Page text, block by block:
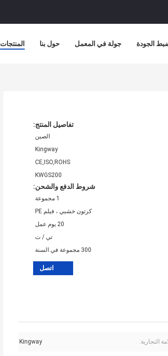
المنتجات حول بنا جولة في المعمل الجودة
تفاصيل المنتج:
الصين
Kingway
CE,ISO,ROHS
KWGS200
شروط الدفع والشحن:
1 مجموعة
كرتون خشبي ، فيلم PE
20 يوم عمل
تي / ت
300 مجموعة في السنة
اتصل
التجارية: Kingway